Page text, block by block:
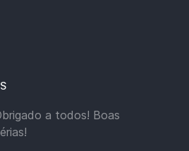
a todos! Boas